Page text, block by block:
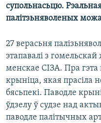
супольнасьцю.
палітзьняволеных
27 верасьня
этапавалі з
менскае СІЗА. Пра гэта
крыніца, якая прасіла
бясьпекі. Паводле
ўдзелу ў судзе над
паводле палітычных